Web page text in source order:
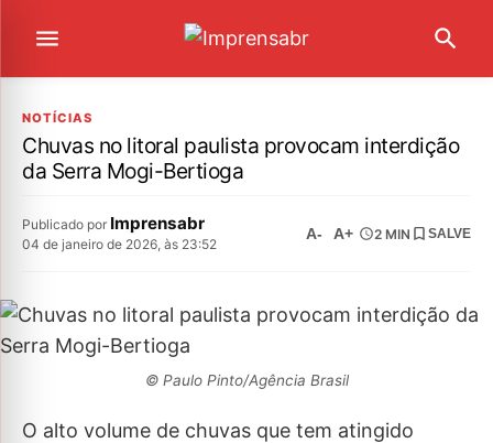
NOTÍCIAS
Chuvas no litoral paulista provocam interdição
da Serra Mogi-Bertioga
Publicado por Imprensabr
04 de janeiro de 2026, às 23:52
A- A+ 2 MIN SALVE
© Paulo Pinto/Agência Brasil
O alto volume de chuvas que tem atingido